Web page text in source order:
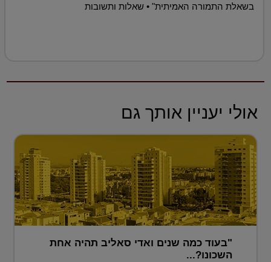
בשאלת התמורה האמיתית" • שאלות ותשובות
אולי יעניין אותך גם
"בעוד כמה שנים ואדי סאליב תהיה אחת
השכונו?...